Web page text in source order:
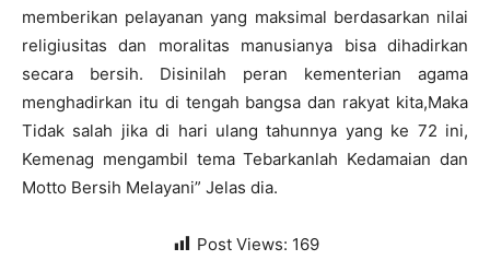
memberikan pelayanan yang maksimal berdasarkan nilai
religiusitas dan moralitas manusianya bisa dihadirkan
secara bersih. Disinilah peran kementerian agama
menghadirkan itu di tengah bangsa dan rakyat kita,Maka
Tidak salah jika di hari ulang tahunnya yang ke 72 ini,
Kemenag mengambil tema Tebarkanlah Kedamaian dan
Motto Bersih Melayani” Jelas dia.
Post Views: 169